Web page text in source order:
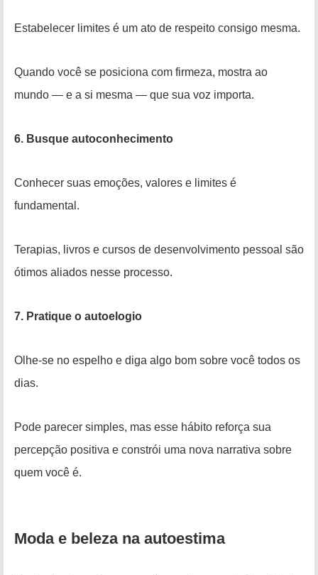
Estabelecer limites é um ato de respeito consigo mesma.
Quando você se posiciona com firmeza, mostra ao
mundo — e a si mesma — que sua voz importa.
6. Busque autoconhecimento
Conhecer suas emoções, valores e limites é
fundamental.
Terapias, livros e cursos de desenvolvimento pessoal são
ótimos aliados nesse processo.
7. Pratique o autoelogio
Olhe-se no espelho e diga algo bom sobre você todos os
dias.
Pode parecer simples, mas esse hábito reforça sua
percepção positiva e constrói uma nova narrativa sobre
quem você é.
Moda e beleza na autoestima